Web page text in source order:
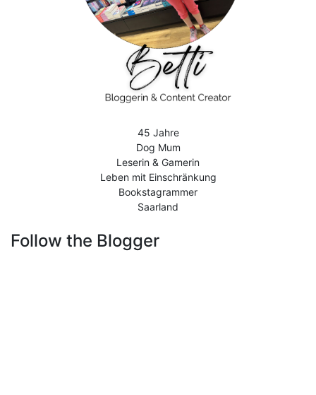
45 Jahre
Dog Mum
Leserin & Gamerin
Leben mit Einschränkung
Bookstagrammer
Saarland
Follow the Blogger